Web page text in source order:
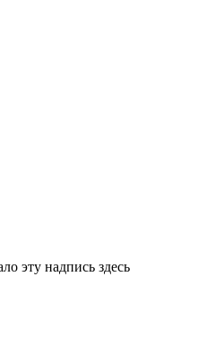
эту надпись здесь